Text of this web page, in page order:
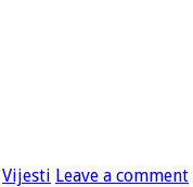
Vijesti Leave a comment